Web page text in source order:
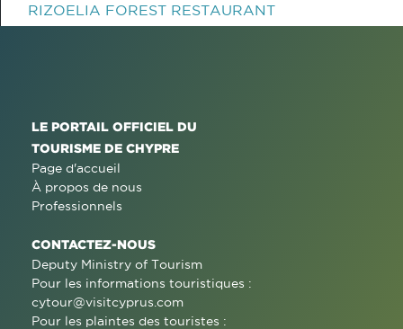
RIZOELIA FOREST RESTAURANT
LE PORTAIL OFFICIEL DU
TOURISME DE CHYPRE
Page d'accueil
À propos de nous
Professionnels
CONTACTEZ-NOUS
Deputy Ministry of Tourism
Pour les informations touristiques :
cytour@visitcyprus.com
Pour les plaintes des touristes :